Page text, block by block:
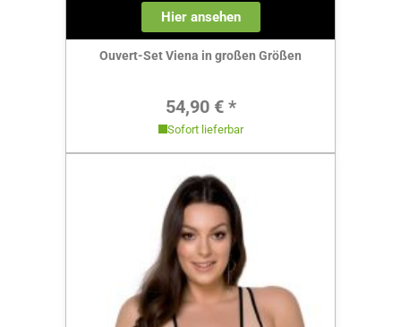
Hier ansehen
Ouvert-Set Viena in großen Größen
Regulärer Preis:
54,90 € *
Sofort lieferbar